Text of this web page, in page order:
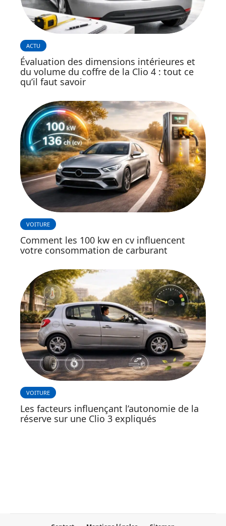
ACTU
Évaluation des dimensions intérieures et
du volume du coffre de la Clio 4 : tout ce
qu’il faut savoir
VOITURE
Comment les 100 kw en cv influencent
votre consommation de carburant
VOITURE
Les facteurs influençant l’autonomie de la
réserve sur une Clio 3 expliqués